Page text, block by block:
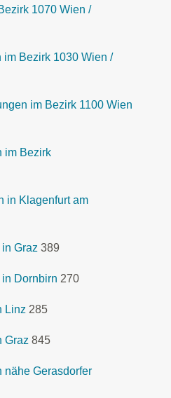
1070 Wien /
im Bezirk 1030 Wien /
im Bezirk 1100 Wien
im Bezirk
in Klagenfurt am
Graz 389
Dornbirn 270
Linz 285
Graz 845
nähe Gerasdorfer